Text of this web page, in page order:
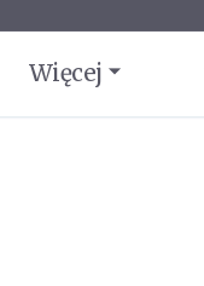
Więcej